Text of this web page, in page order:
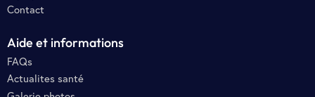
Contact
Aide et informations
FAQs
Actualites santé